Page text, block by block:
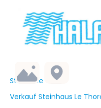
Startseite
Verkauf Steinhaus Le